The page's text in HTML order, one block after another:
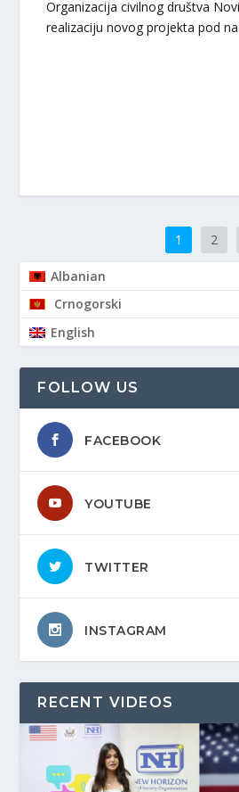
Organizacija civilnog društva
realizaciju novog projekta pod
1 2
Albanian
Crnogorski
English
FOLLOW US
FACEBOOK
YOUTUBE
TWITTER
INSTAGRAM
RECENT VIDEOS